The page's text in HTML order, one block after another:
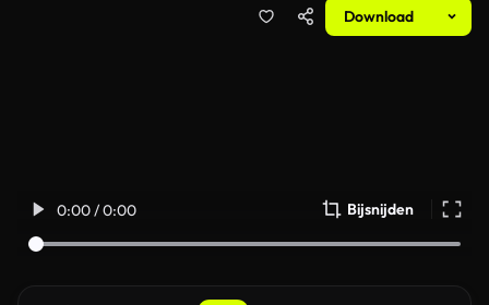
Download
0:00 / 0:00 Bijsnijden